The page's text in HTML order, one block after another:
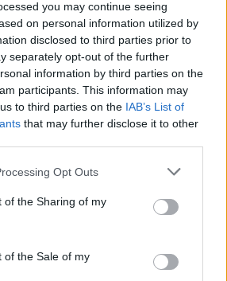
you may continue seeing
on personal information utilized by
disclosed to third parties prior to
separately opt-out of the further
information by third parties on the
participants. This information may
to third parties on the IAB’s List of
that may further disclose it to other
Opt Outs
of the Sharing of my
of the Sale of my